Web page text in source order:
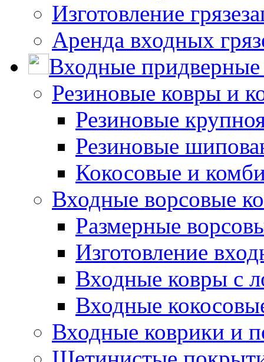
Изготовление
Аренда входных
Входные
Резиновые ковры и
Резиновые
Резиновые
Кокосовые и
Входные ворсовые
Размерные
Изготовление
Входные ковры с
Входные
Входные коврики и